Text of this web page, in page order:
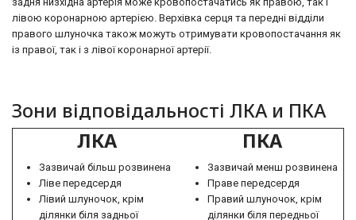
лівою коронарною артерією. Верхівка серця та передні відділи
правого шлуночка також можуть отримувати кровопостачання як
із правої, так і з лівої коронарної артерії.
Зони відповідальності ЛКА и ПКА
ЛКА
ПКА
Зазвичай більш розвинена
Ліве передсердя
Лівий шлуночок, крім
ділянки біля задньої
Зазвичай менш розвинена
Праве передсердя
Правий шлуночок, крім
ділянки біля передньої